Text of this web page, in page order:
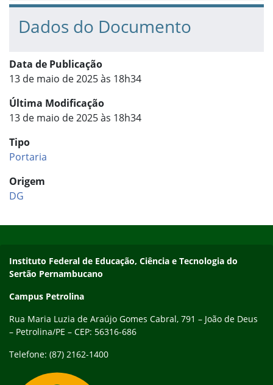
Dados do Documento
Data de Publicação
13 de maio de 2025 às 18h34
Última Modificação
13 de maio de 2025 às 18h34
Tipo
Portaria
Origem
DG
Endereço
Instituto Federal de Educação, Ciência e Tecnologia do
Sertão Pernambucano
Campus Petrolina
Rua Maria Luzia de Araújo Gomes Cabral, 791 – João de Deus
– Petrolina/PE – CEP: 56316-686
Telefone: (87) 2162-1400